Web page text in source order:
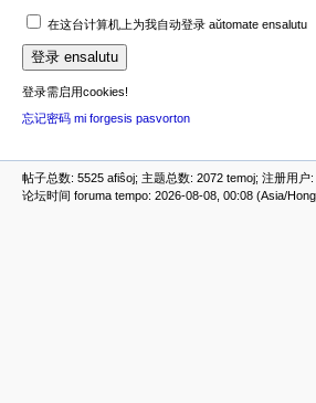
在这台计算机上为我自动登录 aŭtomate ensalutu
登录需启用cookies!
忘记密码 mi forgesis pasvorton
帖子总数: 5525 afiŝoj; 主题总数: 2072 temoj; 注册用
论坛时间 foruma tempo: 2026-08-08, 00:08 (Asia/